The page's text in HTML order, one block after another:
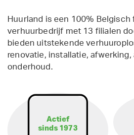
Huurland is een 100% Belgisch
verhuurbedrijf met 13 filialen
bieden uitstekende
renovatie, installatie, afwerking,
onderhoud.
Actief
sinds 1973